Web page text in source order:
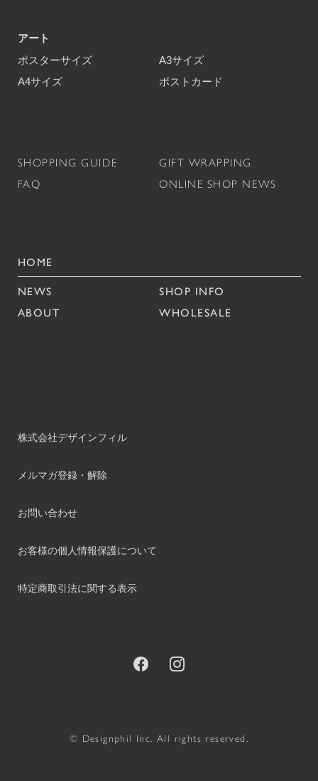
アート
ポスターサイズ
A3サイズ
A4サイズ
ポストカード
SHOPPING GUIDE
GIFT WRAPPING
FAQ
ONLINE SHOP NEWS
HOME
NEWS
SHOP INFO
ABOUT
WHOLESALE
株式会社デザインフィル
メルマガ登録・解除
お問い合わせ
お客様の個人情報保護について
特定商取引法に関する表示
© Designphil Inc. All rights reserved.